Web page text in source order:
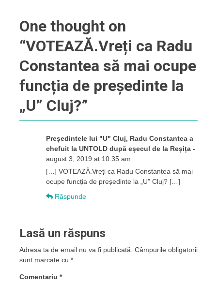
One thought on
“VOTEAZĂ.Vreți ca Radu
Constantea să mai ocupe
funcția de președinte la
„U” Cluj?”
Președintele lui "U" Cluj, Radu Constantea a
chefuit la UNTOLD după eșecul de la Reșița -
august 3, 2019 at 10:35 am
[…] VOTEAZĂ.Vreți ca Radu Constantea să mai
ocupe funcția de președinte la „U” Cluj? […]
Răspunde
Lasă un răspuns
Adresa ta de email nu va fi publicată. Câmpurile obligatorii
sunt marcate cu *
Comentariu *